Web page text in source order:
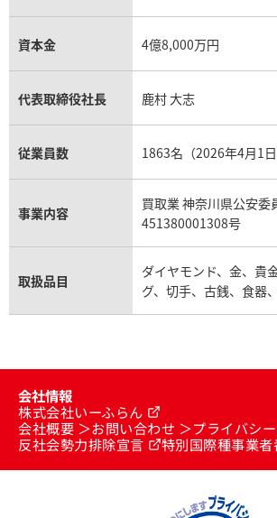
資本金 4億8,000万円
代表取締役社長 鹿村 大志
従業員数 1863名（2026年4月1日
事業内容
買取業 神奈川県公安委
451380001308号
取扱品目
ダイヤモンド、金、貴
グ、切手、古銭、食器
会社情報
株式会社いーふらん
会社概要
お問い合わせ
プライバシ
反社会勢力排除宣言
特別国際種事業者